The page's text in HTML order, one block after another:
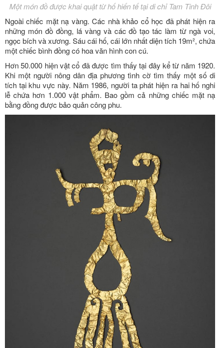
Một món đồ được khai quật từ hố hiến tế tại di chỉ Tam Tinh Đôi
Ngoài chiếc mặt nạ vàng. Các nhà khảo cổ học đã phát hiện ra
những món đồ đồng, lá vàng và các đồ tạo tác làm từ ngà voi,
ngọc bích và xương. Sáu cái hố, cái lớn nhất diện tích 19m², chứa
một chiếc bình đồng có hoa văn hình con cú.
Hơn 50.000 hiện vật cổ đã được tìm thấy tại đây kể từ năm 1920.
Khi một người nông dân địa phương tình cờ tìm thấy một số di
tích tại khu vực này. Năm 1986, người ta phát hiện ra hai hố nghi
lễ chứa hơn 1.000 vật phẩm. Bao gồm cả những chiếc mặt nạ
bằng đồng được bảo quản công phu.